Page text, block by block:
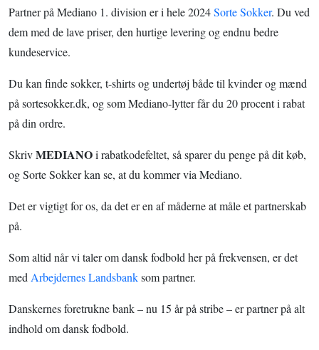
Partner på Mediano 1. division er i hele 2024Sorte Sokker. Du ved
dem med de lave priser, den hurtige levering og endnu bedre
kundeservice.
Du kan finde sokker, t-shirts og undertøj både til kvinder og mænd
på sortesokker.dk, og som Mediano-lytter får du 20 procent i rabat
på din ordre.
SkrivMEDIANOi rabatkodefeltet, så sparer du penge på dit køb,
og Sorte Sokker kan se, at du kommer via Mediano.
Det er vigtigt for os, da det er en af måderne at måle et partnerskab
på.
Som altid når vi taler om dansk fodbold her på frekvensen, er det
med Arbejdernes Landsbanksom partner.
Danskernes foretrukne bank – nu 15 år på stribe – er partner på alt
indhold om dansk fodbold.